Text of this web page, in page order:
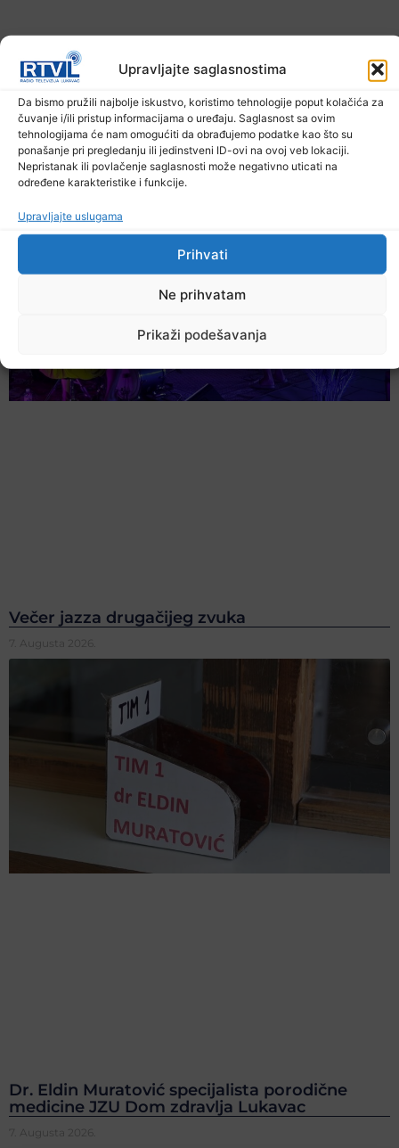
Upravljajte saglasnostima
Da bismo pružili najbolje iskustvo, koristimo tehnologije poput kolačića za
čuvanje i/ili pristup informacijama o uređaju. Saglasnost sa ovim
tehnologijama će nam omogućiti da obrađujemo podatke kao što su
ponašanje pri pregledanju ili jedinstveni ID-ovi na ovoj veb lokaciji.
Nepristanak ili povlačenje saglasnosti može negativno uticati na
određene karakteristike i funkcije.
Upravljajte uslugama
Prihvati
Ne prihvatam
Prikaži podešavanja
U TK povećan broj požara
7. Augusta 2026.
Večer jazza drugačijeg zvuka
7. Augusta 2026.
Dr. Eldin Muratović specijalista porodične
medicine JZU Dom zdravlja Lukavac
7. Augusta 2026.